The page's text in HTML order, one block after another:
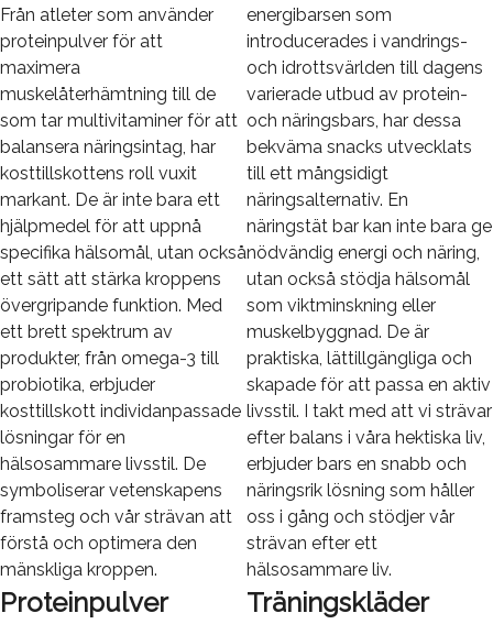
Från atleter som använder
proteinpulver för att
maximera
muskelåterhämtning till de
som tar multivitaminer för att
balansera näringsintag, har
kosttillskottens roll vuxit
markant. De är inte bara ett
hjälpmedel för att uppnå
specifika hälsomål, utan också
ett sätt att stärka kroppens
övergripande funktion. Med
ett brett spektrum av
produkter, från omega-3 till
probiotika, erbjuder
kosttillskott individanpassade
lösningar för en
hälsosammare livsstil. De
symboliserar vetenskapens
framsteg och vår strävan att
förstå och optimera den
mänskliga kroppen.
energibarsen som
introducerades i vandrings-
och idrottsvärlden till dagens
varierade utbud av protein-
och näringsbars, har dessa
bekväma snacks utvecklats
till ett mångsidigt
näringsalternativ. En
näringstät bar kan inte bara ge
nödvändig energi och näring,
utan också stödja hälsomål
som viktminskning eller
muskelbyggnad. De är
praktiska, lättillgängliga och
skapade för att passa en aktiv
livsstil. I takt med att vi strävar
efter balans i våra hektiska liv,
erbjuder bars en snabb och
näringsrik lösning som håller
oss i gång och stödjer vår
strävan efter ett
hälsosammare liv.
Proteinpulver Träningskläder